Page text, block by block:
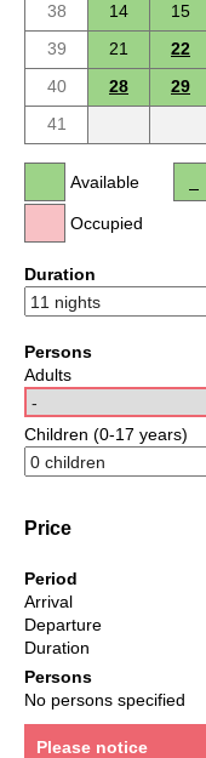
38
14 15
39
21 22
40
28 29
41
Available
Occupied
Duration
Persons
Adults
Children (0-17 years)
Price
Period
Arrival
Departure
Duration
Persons
No persons specified
Please notice